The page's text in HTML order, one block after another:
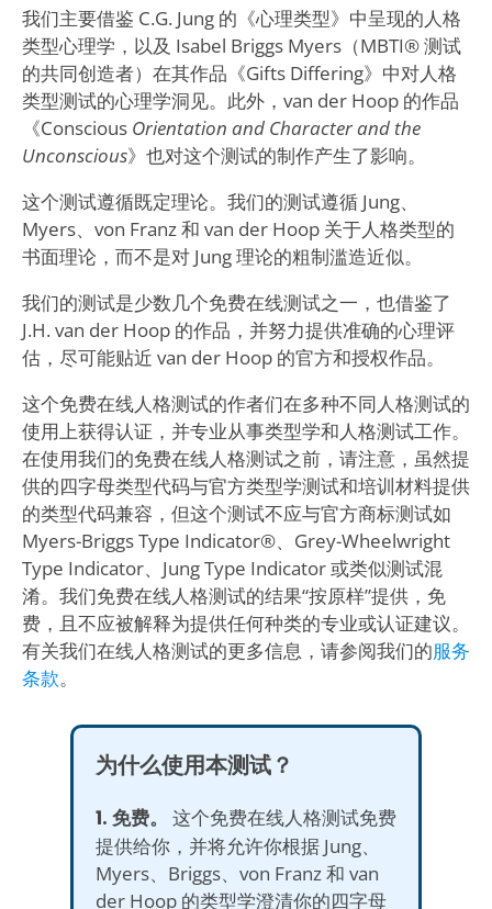
我们主要借鉴 C.G. Jung 的《心理类型》中呈现的人格
类型心理学，以及 Isabel Briggs Myers（MBTI® 测试
的共同创造者）在其作品《Gifts Differing》中对人格
类型测试的心理学洞见。此外，van der Hoop 的作品
《Conscious Orientation and Character and the
Unconscious》也对这个测试的制作产生了影响。
这个测试遵循既定理论。我们的测试遵循 Jung、
Myers、von Franz 和 van der Hoop 关于人格类型的
书面理论，而不是对 Jung 理论的粗制滥造近似。
我们的测试是少数几个免费在线测试之一，也借鉴了
J.H. van der Hoop 的作品，并努力提供准确的心理评
估，尽可能贴近 van der Hoop 的官方和授权作品。
这个免费在线人格测试的作者们在多种不同人格测试的
使用上获得认证，并专业从事类型学和人格测试工作。
在使用我们的免费在线人格测试之前，请注意，虽然提
供的四字母类型代码与官方类型学测试和培训材料提供
的类型代码兼容，但这个测试不应与官方商标测试如
Myers-Briggs Type Indicator®、Grey-Wheelwright
Type Indicator、Jung Type Indicator 或类似测试混
淆。我们免费在线人格测试的结果“按原样”提供，免
费，且不应被解释为提供任何种类的专业或认证建议。
有关我们在线人格测试的更多信息，请参阅我们的服务
条款。
为什么使用本测试？
1. 免费。
这个免费在线人格测试免费
提供给你，并将允许你根据 Jung、
Myers、Briggs、von Franz 和 van
der Hoop 的类型学澄清你的四字母